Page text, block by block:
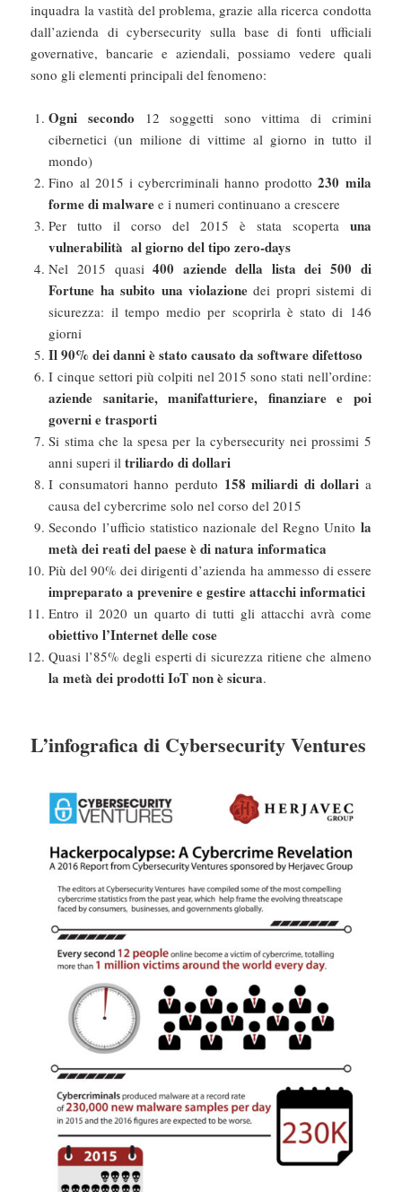
inquadra la vastità del problema, grazie alla ricerca condotta
dall’azienda di cybersecurity sulla base di fonti ufficiali
governative, bancarie e aziendali, possiamo vedere quali
sono gli elementi principali del fenomeno:
Ogni secondo 12 soggetti sono vittima di crimini
cibernetici (un milione di vittime al giorno in tutto il
mondo)
Fino al 2015 i cybercriminali hanno prodotto 230 mila
forme di malware e i numeri continuano a crescere
Per tutto il corso del 2015 è stata scoperta una
vulnerabilità al giorno del tipo zero-days
Nel 2015 quasi400 aziende della lista dei 500 di
Fortune ha subito una violazione dei propri sistemi di
sicurezza: il tempo medio per scoprirla è stato di 146
giorni
Il 90% dei danni è stato causato da software difettoso
I cinque settori più colpiti nel 2015 sono stati nell’ordine:
aziende sanitarie, manifatturiere, finanziare e poi
governi e trasporti
Si stima che la spesa per la cybersecurity nei prossimi 5
anni superi iltriliardo di dollari
I consumatori hanno perduto 158 miliardi di dollari a
causa del cybercrime solo nel corso del 2015
Secondo l’ufficio statistico nazionale del Regno Unito la
metà dei reati del paese è di natura informatica
Più del 90% dei dirigenti d’azienda ha ammesso di essere
impreparato a prevenire e gestire attacchi informatici
Entro il 2020 un quarto di tutti gli attacchi avrà come
obiettivo l’Internet delle cose
Quasi l’85% degli esperti di sicurezza ritiene che almeno
la metà dei prodotti IoT non è sicura.
L’infografica di Cybersecurity Ventures